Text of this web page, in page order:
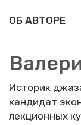
ОБ АВТОРЕ
Историк
кандидат
лекционных